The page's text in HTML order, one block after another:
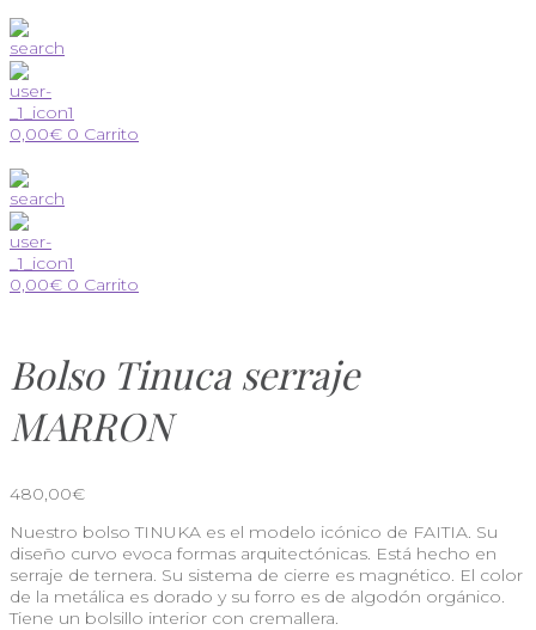
0,00€ 0 Carrito
0,00€ 0 Carrito
Bolso Tinuca serraje
MARRON
480,00€
Nuestro bolso TINUKA es el modelo icónico de FAITIA. Su
diseño curvo evoca formas arquitectónicas. Está hecho en
serraje de ternera. Su sistema de cierre es magnético. El color
de la metálica es dorado y su forro es de algodón orgánico.
Tiene un bolsillo interior con cremallera.